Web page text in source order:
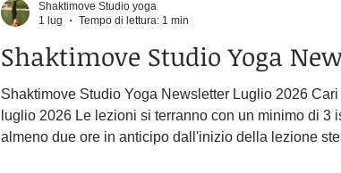
Shaktimove Studio Yoga Newsletter Luglio 2026 Cari tutti, ecco per voi
luglio 2026 Le lezioni si terranno con un minimo di 3 iscritti. Vi invito quindi a iscrivervi, o comunicare la vostra presenza,
almeno due ore in anticipo dall'inizio della lezione
Shaktimove Studio yoga
1 lug
Tempo di lettura: 1 min